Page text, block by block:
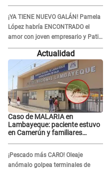
recibir la ayuda
¡YA TIENE NUEVO GALÁN! Pamela
López habría ENCONTRADO el
amor con joven empresario y Pati
Lorena la ECHA en VIVO
Actualidad
Caso de MALARIA en
Lambayeque: paciente estuvo
en Camerún y familiares
¡Pescado más CARO! Oleaje
anómalo golpea terminales de